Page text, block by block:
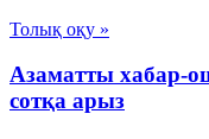
Толық оқу »
Азаматты хабар-
сотқа арыз